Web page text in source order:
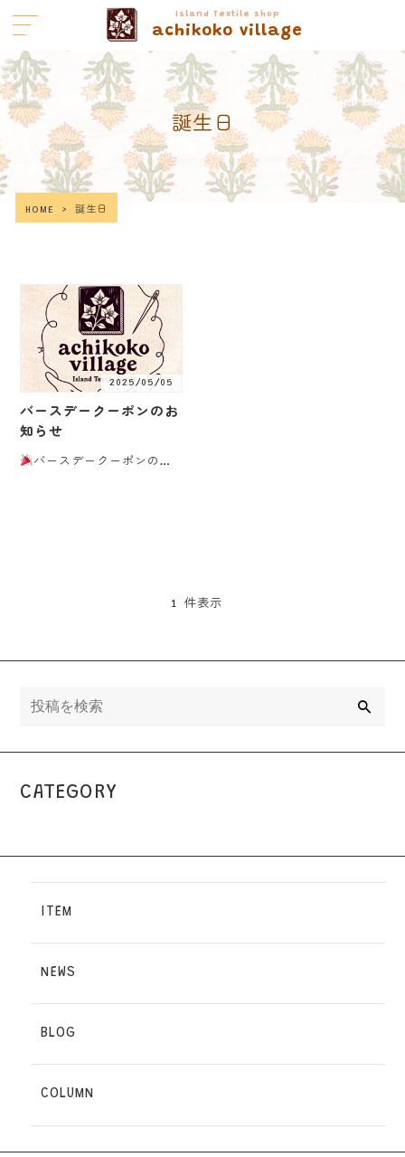
Island Textile shop
achikoko village
誕生日
HOME > 誕生日
2025/05/05
バースデークーポンのお
知らせ
バースデークーポンのお
1 件表示
CATEGORY
ITEM
NEWS
BLOG
COLUMN